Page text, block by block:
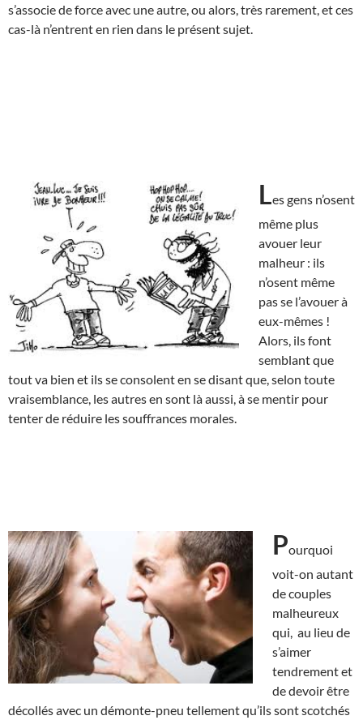
s’associe de force avec une autre, ou alors, très rarement, et ces
cas-là n’entrent en rien dans le présent sujet.
Les gens n’osent
même plus
avouer leur
malheur : ils
n’osent même
pas se l’avouer à
eux-mêmes !
Alors, ils font
semblant que
tout va bien et ils se consolent en se disant que, selon toute
vraisemblance, les autres en sont là aussi, à se mentir pour
tenter de réduire les souffrances morales.
Pourquoi
voit-on autant
de couples
malheureux
qui, au lieu de
s’aimer
tendrement et
de devoir être
décollés avec un démonte-pneu tellement qu’ils sont scotchés